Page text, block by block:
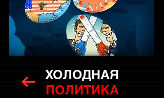
ХОЛОДНАЯ
ПОЛИТИКА